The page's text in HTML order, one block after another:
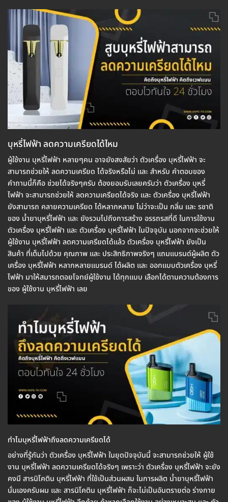
บุหรี่ไฟฟ้า ลดความเครียดได้ไหม
ผู้ใช้งาน บุหรี่ไฟฟ้า หลายๆคน อาจยังสงสัยว่า ตัวเครื่อง บุหรี่ไฟฟ้า จะ
สามารถช่วยให้ ลดความเครียด ได้จริงหรือไม่ และ สำหรับ คำตอบของ
คำถามนี้ก็คือ ช่วยได้จริงๆครับ ต้องยอมรับเลยครับว่า ตัวเครื่อง บุหรี่
ไฟฟ้า จะสามารถช่วยให้ ลดความเครียดได้จริง และ ตัวเครื่อง บุหรี่ไฟฟ้า
ยังสามารถ คลายความเครียด ได้หลากหลาย ไม่ว่าจะเป็น กลิ่น และ รชาติ
ของ น้ำยาบุหรี่ไฟฟ้า และ ยังรวมไปถึงการสร้าง อรรถรสที่ดี ในการใช้งาน
ตัวเครื่อง บุหรี่ไฟฟ้า และ ตัวเครื่อง บุหรี่ไฟฟ้า ในปัจจุบัน นอกจากจะช่วยให้
ผู้ใช้งาน บุหรี่ไฟฟ้า ลดความเครียดได้แล้ว ตัวเครื่อง บุหรี่ไฟฟ้า ยังเป็น
สินค้า ที่เต็มไปด้วย คุณภาพ และ ประสิทธิภาพจริงๆ แถมแบรนด์ผู้ผลิต ตัว
เครื่อง บุหรี่ไฟฟ้า หลากหลายแบรนด์ ได้ผลิต และ ออกแบบตัวเครื่อง บุหรี่
ไฟฟ้า มาให้สมารถตอยโจทย์ผู้ใช้งาน ได้ทุกแบบ เลือกได้ตามความต้องการ
ของ ผู้ใช้งาน บุหรี่ไฟฟ้า เลย
ทำไมบุหรี่ไฟฟ้าถึงลดความเครียดได้
อย่างที่รู้กันว่า ตัวเครื่อง บุหรี่ไฟฟ้า ในยุดปัจจุบันนี้ จะสามารถช่วยให้ ผู้ใช้
งาน บุหรี่ไฟฟ้า ลดความเครียดได้จริงๆ เพราะว่า ตัวเครื่อง บุหรี่ไฟฟ้า จะยัง
คงมี สารนิโคติน บุหรี่ไฟฟ้า ที่ใช้เป็นส่วนผสม ในการผลิต น้ำยาบุหรี่ไฟฟ้า
นั่นเองครับผม และ สารนิโคติน บุหรี่ไฟฟ้า ก็จะไม่เป็นอันตรายต่อ ร่างกาย